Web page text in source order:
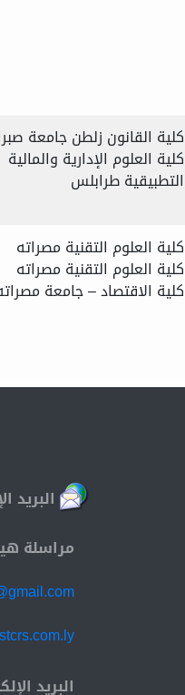
كلية القانون زلطن جامعة
كلية العلوم الإدارية والمالية
التطبيقية طرابلس
كلية العلوم التقنية مصراته
كلية العلوم التقنية مصراته
كلية الاقتصاد – جامعة
البريد
مراسلة
البريد